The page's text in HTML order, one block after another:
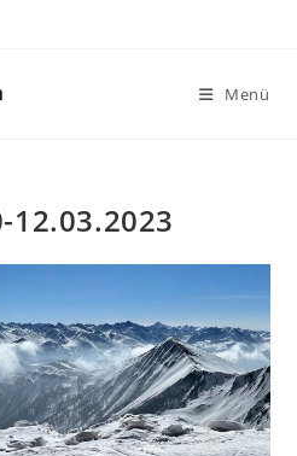
Menü
12.03.2023